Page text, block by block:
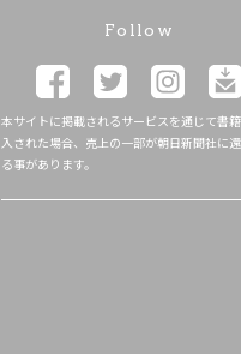
Follow
本サイトに掲載されるサービスを通じて書
入された場合、売上の一部が朝日新聞社に
る事があります。